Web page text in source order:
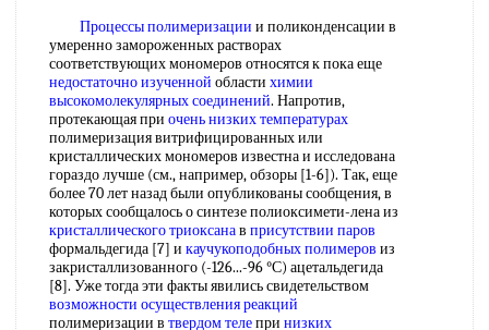
Процессы полимеризации и поликонденсации в
умеренно замороженных растворах
соответствующих мономеров относятся к пока еще
недостаточно изученной области химии
высокомолекулярных соединений. Напротив,
протекающая при очень низких температурах
полимеризация витрифицированных или
кристаллических мономеров известна и исследована
гораздо лучше (см., например, обзоры [1-6]). Так, еще
более 70 лет назад были опубликованы сообщения, в
которых сообщалось о синтезе полиоксимети-лена из
кристаллического триоксанав присутствии паров
формальдегида [7] и каучукоподобных полимеров из
закристаллизованного (-126...-96 °С) ацетальдегида
[8]. Уже тогда эти факты явились свидетельством
возможности осуществления реакций
полимеризации в твердом телепри низких